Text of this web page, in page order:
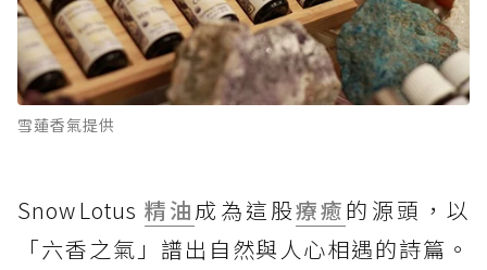
雪蓮香氣提供
Snow Lotus精油成為這股療癒的源頭，以
「六香之氣」譜出自然與人心相遇的詩篇。